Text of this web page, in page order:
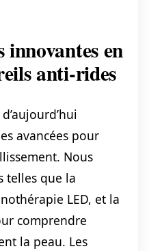
innovantes en
anti-rides
avancées pour
Nous
telles que la
LED, et la
comprendre
la peau. Les